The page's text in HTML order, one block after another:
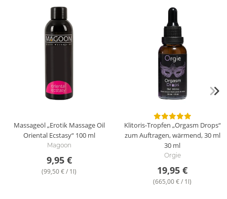
Massageöl „Erotik Massage Oil
Oriental Ecstasy“ 100 ml
Magoon
9,95 €
(99,50 € / 1l)
Klitoris-Tropfen „Orgasm Drops“
zum Auftragen, wärmend, 30 ml
30 ml
Orgie
19,95 €
(665,00 € / 1l)